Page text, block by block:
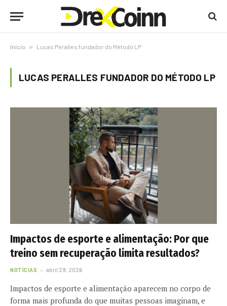
Início » Lucas Peralles fundador do Método LP
LUCAS PERALLES FUNDADOR DO MÉTODO LP
Impactos de esporte e alimentação: Por que
treino sem recuperação limita resultados?
NOTÍCIAS abril 29, 2026
Impactos de esporte e alimentação aparecem no corpo de
forma mais profunda do que muitas pessoas imaginam, e